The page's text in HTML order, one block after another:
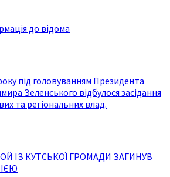
до відома
під головуванням Президента
Зеленського відбулося засідання
та регіональних влад.
ІЗ КУТСЬКОЇ ГРОМАДИ ЗАГИНУВ